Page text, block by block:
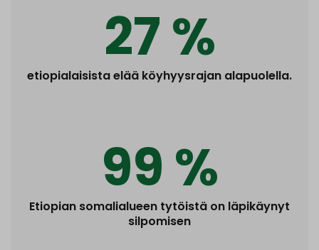
27 %
etiopialaisista elää köyhyysrajan alapuolella.
99 %
Etiopian somalialueen tytöistä on läpikäynyt
silpomisen